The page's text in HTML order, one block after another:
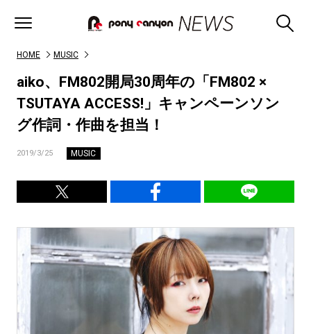
HOME MUSIC
aiko、FM802開局30周年の「FM802 ×
TSUTAYA ACCESS!」キャンペーンソン
グ作詞・作曲を担当！
2019/3/25 MUSIC